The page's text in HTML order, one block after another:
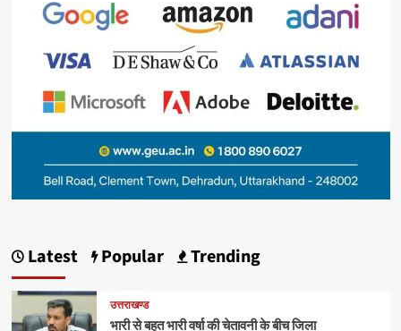
Latest Popular Trending
उत्तराखण्ड
भारी से बहुत भारी वर्षा की चेतावनी के बीच जिला